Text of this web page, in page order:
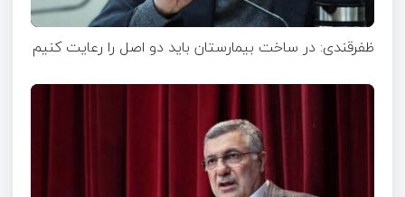
ظفرقندی: در ساخت بیمارستان باید دو اصل را رعایت کنیم